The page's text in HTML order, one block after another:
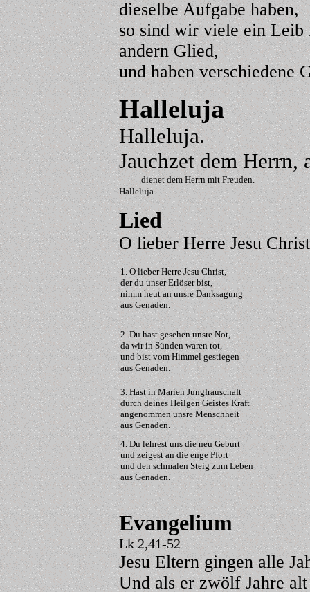
dieselbe Aufgabe haben,
so sind wir viele ein Leib
andern Glied,
und haben verschiedene
Halleluja
Halleluja.
Jauchzet dem Herrn,
dienet dem Herrn mit Freuden.
Halleluja.
Lied
O lieber Herre Jesu
1. O lieber Herre Jesu Christ,
der du unser Erlöser bist,
nimm heut an unsre Danksagung
aus Genaden.
2. Du hast gesehen unsre Not,
da wir in Sünden waren tot,
und bist vom Himmel gestiegen
aus Genaden.
3. Hast in Marien Jungfrauschaft
durch deines Heilgen Geistes Kraft
angenommen unsre Menschheit
aus Genaden.
4. Du lehrest uns die neu Geburt
und zeigest an die enge Pfort
und den schmalen Steig zum Leben
aus Genaden.
Evangelium
Lk 2,41-52
Jesu Eltern gingen alle
Und als er zwölf Jahre